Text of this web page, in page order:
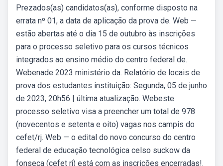
Prezados(as) candidatos(as), conforme disposto na
errata nº 01, a data de aplicação da prova de. Web —
estão abertas até o dia 15 de outubro às inscrições
para o processo seletivo para os cursos técnicos
integrados ao ensino médio do centro federal de.
Webenade 2023 ministério da. Relatório de locais de
prova dos estudantes instituição: Segunda, 05 de junho
de 2023, 20h56 | última atualização. Webeste
processo seletivo visa a preencher um total de 978
(novecentos e setenta e oito) vagas nos campis do
cefet/rj. Web — o edital do novo concurso do centro
federal de educação tecnológica celso suckow da
fonseca (cefet rj) está com as inscrições encerradas!.